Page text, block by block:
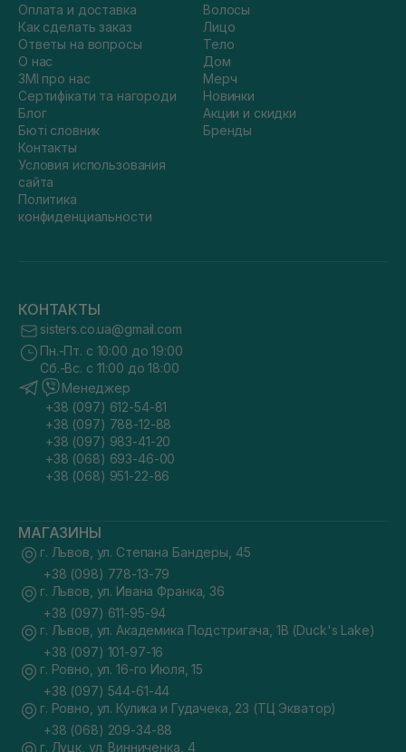
Оплата и доставка
Как сделать заказ
Ответы на вопросы
О нас
ЗМІ про нас
Сертифікати та нагороди
Блог
Бюті словник
Контакты
Условия использования
сайта
Политика
конфиденциальности
Волосы
Лицо
Тело
Дом
Мерч
Новинки
Акции и скидки
Бренды
КОНТАКТЫ
sisters.co.ua@gmail.com
Пн.-Пт. с 10:00 до 19:00
Сб.-Вс. с 11:00 до 18:00
Менеджер
+38 (097) 612-54-81
+38 (097) 788-12-88
+38 (097) 983-41-20
+38 (068) 693-46-00
+38 (068) 951-22-86
МАГАЗИНЫ
г. Львов, ул. Степана Бандеры, 45
+38 (098) 778-13-79
г. Львов, ул. Ивана Франка, 36
+38 (097) 611-95-94
г. Львов, ул. Академика Подстригача, 1В (Duck's Lake)
+38 (097) 101-97-16
г. Ровно, ул. 16-го Июля, 15
+38 (097) 544-61-44
г. Ровно, ул. Кулика и Гудачека, 23 (ТЦ Экватор)
+38 (068) 209-34-88
г. Луцк, ул. Винниченка, 4